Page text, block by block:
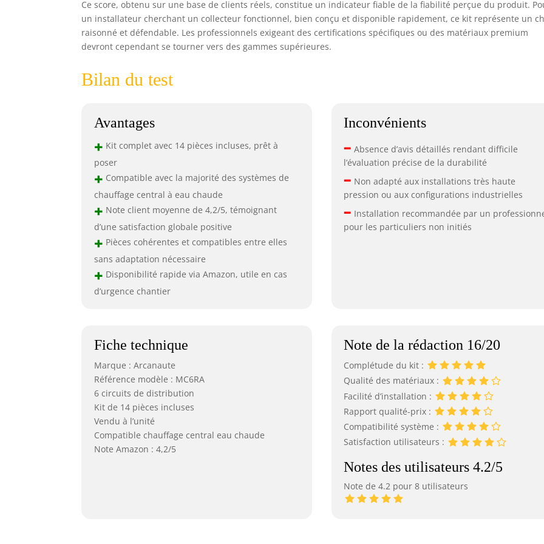
Ce score, obtenu sur une base de clients réels, constitue un indicateur fiable de la fiabilité perçue du produit.
un installateur cherchant un collecteur fonctionnel, bien conçu et disponible rapidement, ce kit représente un
raisonné et défendable. Les professionnels exigeant des certifications spécifiques ou des matériaux premium
devront cependant se tourner vers des gammes supérieures.
Bilan du test
Avantages
+ Kit complet avec 14 pièces incluses, prêt à
poser
+ Compatible avec la majorité des systèmes de
chauffage central à eau chaude
+ Note client moyenne de 4,2/5, témoignant
d’une satisfaction globale positive
+ Pièces cohérentes et compatibles entre elles
sans adaptation nécessaire
+ Disponibilité rapide via Amazon, utile en cas
d’urgence chantier
Inconvénients
– Absence d’avis détaillés rendant difficile
l’évaluation précise de la durabilité
– Non adapté aux installations très haute
pression ou aux configurations industrielles
– Installation recommandée par un
pour les particuliers non initiés
Fiche technique
Marque : Arcanaute
Référence modèle : MC6RA
6 circuits de distribution
Kit de 14 pièces incluses
Vendu à l’unité
Compatible chauffage central eau chaude
Note Amazon : 4,2/5
Note de la rédaction 16/20
Complétude du kit :
Qualité des matériaux :
Facilité d’installation :
Rapport qualité-prix :
Compatibilité système :
Satisfaction utilisateurs :
Notes des utilisateurs 4.2/5
Note de 4.2 pour 8 utilisateurs